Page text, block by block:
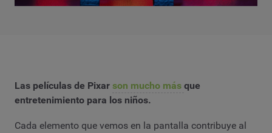
Las películas de Pixar son mucho más que
entretenimiento para los niños.
Cada elemento que vemos en la pantalla contribuye al